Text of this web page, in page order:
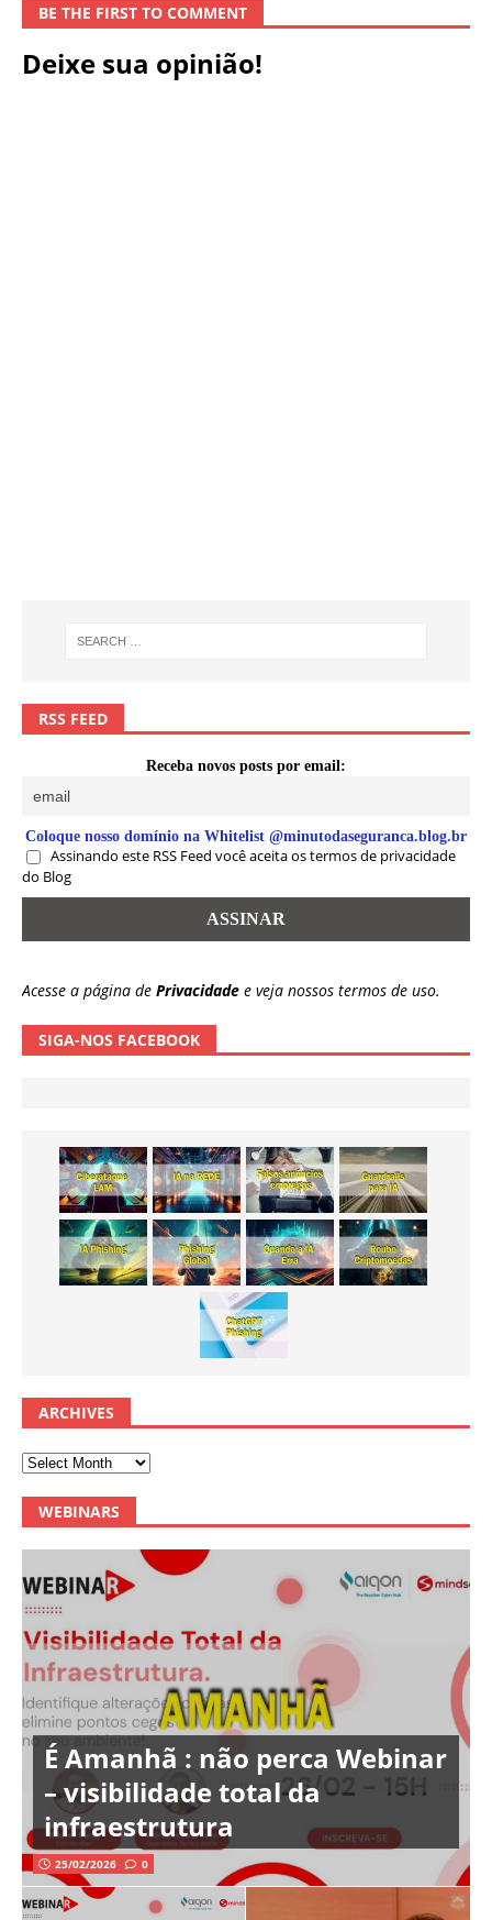
BE THE FIRST TO COMMENT
Deixe sua opinião!
RSS FEED
Receba novos posts por email:
Coloque nosso domínio na Whitelist @minutodaseguranca.blog.br
Assinando este RSS Feed você aceita os termos de privacidade
do Blog
Acesse a página de Privacidade e veja nossos termos de uso.
SIGA-NOS FACEBOOK
ARCHIVES
WEBINARS
É Amanhã : não perca Webinar
– visibilidade total da
infraestrutura
25/02/2026 0